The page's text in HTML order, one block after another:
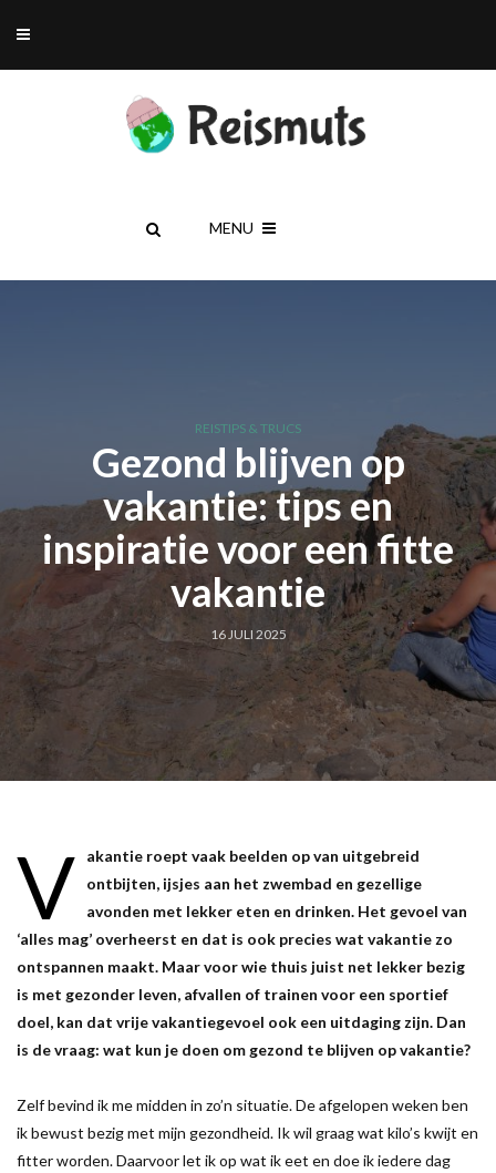
MENU
REISTIPS & TRUCS
Gezond blijven op
vakantie: tips en
inspiratie voor een fitte
vakantie
16 JULI 2025
V
akantie roept vaak beelden op van uitgebreid
ontbijten, ijsjes aan het zwembad en gezellige
avonden met lekker eten en drinken. Het gevoel van
‘alles mag’ overheerst en dat is ook precies wat vakantie zo
ontspannen maakt. Maar voor wie thuis juist net lekker bezig
is met gezonder leven, afvallen of trainen voor een sportief
doel, kan dat vrije vakantiegevoel ook een uitdaging zijn. Dan
is de vraag: wat kun je doen om gezond te blijven op vakantie?
Zelf bevind ik me midden in zo’n situatie. De afgelopen weken ben
ik bewust bezig met mijn gezondheid. Ik wil graag wat kilo’s kwijt en
fitter worden. Daarvoor let ik op wat ik eet en doe ik iedere dag